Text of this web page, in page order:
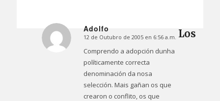
Adolfo
Dice:
12 de Outubro de 2005 en 6:56 a.m.
Comprendo a adopción dunha
políticamente correcta
denominación da nosa
selección. Mais gañan os que
crearon o conflito, os que
Los